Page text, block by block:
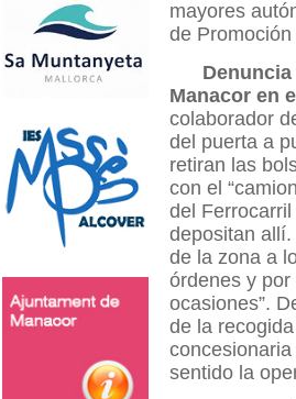
mayores
de
Manacor en
colaborador
del puerta a
retiran las
con el
del
depositan
de la zona a
órdenes y
ocasiones”.
de la
sentido la